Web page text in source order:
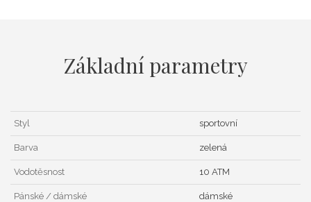
Základní parametry
Styl sportovní
Barva zelená
Vodotěsnost 10 ATM
Pánské / dámské dámské